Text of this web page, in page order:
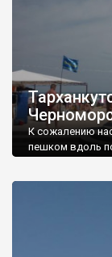
К сожалению
пешком вдоль